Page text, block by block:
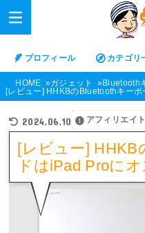
プロフィール カテゴリ
HOME ガジェット
Bluetooth
[レビュー] HHKBのBluetoothキー
2024.06.10 アフィリエイ
[レビュー] HHKB
ドはiPad Proにオ